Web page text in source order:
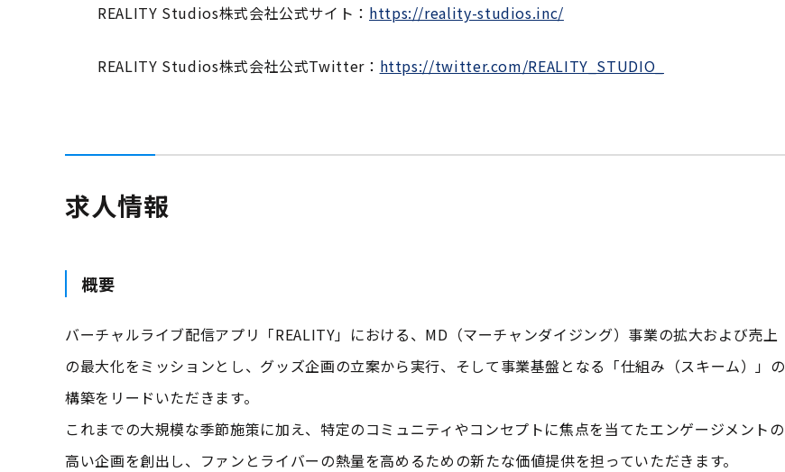
REALITY Studios株式会社公式サイト： https://reality-studios.inc/
REALITY Studios株式会社公式Twitter： https://twitter.com/REALITY_STUDIO_
求人情報
概要
バーチャルライブ配信アプリ「REALITY」における、MD（マーチャンダイジング）事業の拡大および売上
の最大化をミッションとし、グッズ企画の立案から実行、そして事業基盤となる「仕組み（スキーム）」の
構築をリードいただきます。
これまでの大規模な季節施策に加え、特定のコミュニティやコンセプトに焦点を当てたエンゲージメントの
高い企画を創出し、ファンとライバーの熱量を高めるための新たな価値提供を担っていただきます。